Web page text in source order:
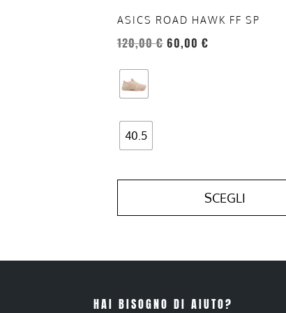
ASICS ROAD HAWK FF SP
120,00€ 60,00 €
40.5
SCEGLI
del
prodotto
HAI BISOGNO DI AIUTO?